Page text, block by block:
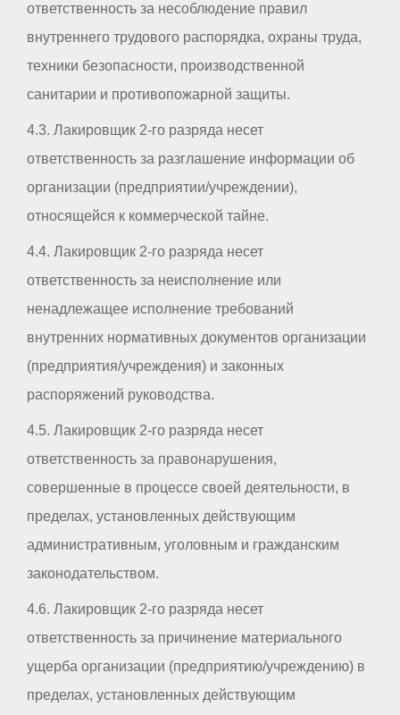
ответственность за несоблюдение правил
внутреннего трудового распорядка, охраны труда,
техники безопасности, производственной
санитарии и противопожарной защиты.
4.3. Лакировщик 2-го разряда несет
ответственность за разглашение информации об
организации (предприятии/учреждении),
относящейся к коммерческой тайне.
4.4. Лакировщик 2-го разряда несет
ответственность за неисполнение или
ненадлежащее исполнение требований
внутренних нормативных документов организации
(предприятия/учреждения) и законных
распоряжений руководства.
4.5. Лакировщик 2-го разряда несет
ответственность за правонарушения,
совершенные в процессе своей деятельности, в
пределах, установленных действующим
административным, уголовным и гражданским
законодательством.
4.6. Лакировщик 2-го разряда несет
ответственность за причинение материального
ущерба организации (предприятию/учреждению) в
пределах, установленных действующим